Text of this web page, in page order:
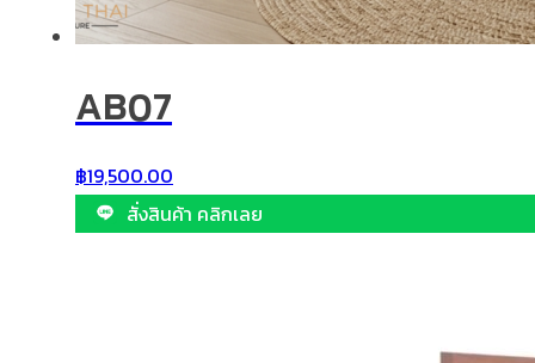
AB07
฿19,500.00
สั่งสินค้า คลิกเลย